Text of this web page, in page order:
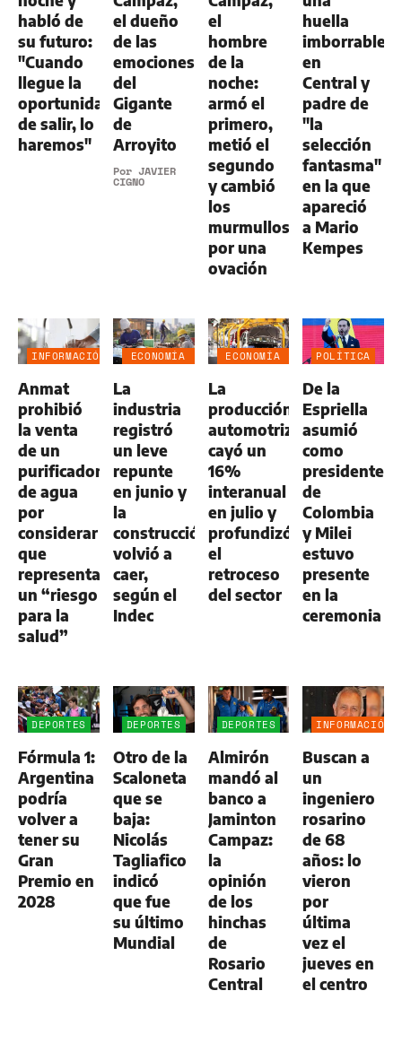
habló de
su futuro:
"Cuando
llegue la
oportunidad
de salir, lo
haremos"
el dueño
de las
emociones
del
Gigante
de
Arroyito
Por JAVIER
CIGNO
el
hombre
de la
noche:
armó el
primero,
metió el
segundo
y cambió
los
murmullos
por una
ovación
huella
imborrable
en
Central y
padre de
"la
selección
fantasma"
en la que
apareció
a Mario
Kempes
INFORMACIÓN
Anmat
prohibió
la venta
de un
purificador
de agua
por
considerar
que
representa
un “riesgo
para la
salud”
ECONOMÍA
La
industria
registró
un leve
repunte
en junio y
la
construcción
volvió a
caer,
según el
Indec
ECONOMÍA
La
producción
automotriz
cayó un
16%
interanual
en julio y
profundizó
el
retroceso
del sector
POLÍTICA
De la
Espriella
asumió
como
presidente
de
Colombia
y Milei
estuvo
presente
en la
ceremonia
DEPORTES
Fórmula 1:
Argentina
podría
volver a
tener su
Gran
Premio en
2028
DEPORTES
Otro de la
Scaloneta
que se
baja:
Nicolás
Tagliafico
indicó
que fue
su último
Mundial
DEPORTES
Almirón
mandó al
banco a
Jaminton
Campaz:
la
opinión
de los
hinchas
de
Rosario
Central
INFORMACIÓN
Buscan a
un
ingeniero
rosarino
de 68
años: lo
vieron
por
última
vez el
jueves en
el centro